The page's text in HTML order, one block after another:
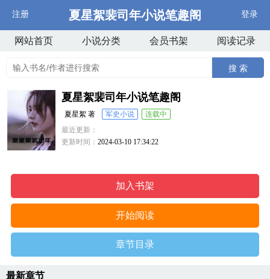
注册 夏星絮裴司年小说笔趣阁 登录
网站首页 小说分类 会员书架 阅读记录
搜 索
夏星絮裴司年小说笔趣阁
夏星絮 著 军史小说
连载中
最近更新：
更新时间：2024-03-10 17:34:22
加入书架
开始阅读
章节目录
最新章节